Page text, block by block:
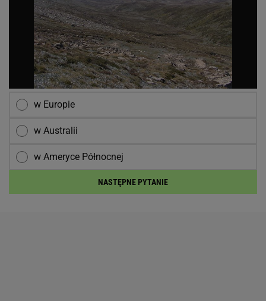
w Europie
w Australii
w Ameryce Północnej
NASTĘPNE PYTANIE